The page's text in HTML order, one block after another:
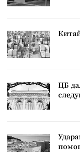
ЦБ